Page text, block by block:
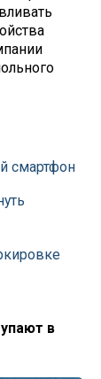
смартфон
в